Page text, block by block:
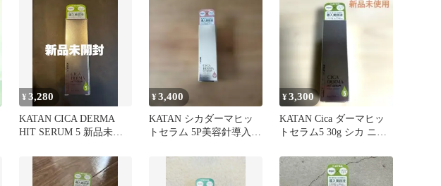
¥3,280
KATAN CICA DERMA
HIT SERUM 5 新品未使
¥3,400
KATAN シカダーマヒッ
トセラム 5P美容針導入美
¥3,300
KATAN Cica ダーマヒッ
トセラム5 30g シカ ニー